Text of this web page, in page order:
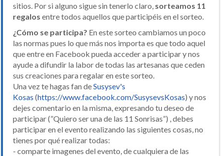
sitios. Por si alguno sigue sin tenerlo claro, sorteamos 11
regalos entre todos aquellos que participéis en el sorteo.
¿Cómo se participa? En este sorteo cambiamos un poco
las normas pues lo que más nos importa es que todo aquel
que entre en Facebook pueda acceder a participar y nos
ayude a difundir la labor de todas las artesanas que ceden
sus creaciones para regalar en este sorteo.
Una vez te hagas fan deSusysev's
Kosas (https://www.facebook.com/SusysevsKosas) y nos
dejes comentario en la misma, expresando tu deseo de
participar (”Quiero ser una de las 11 Sonrisas”) , debes
participar en el evento realizando las siguientes cosas, no
tienes por qué realizar todas:
- comparte imagenes del evento, de cualquiera de las